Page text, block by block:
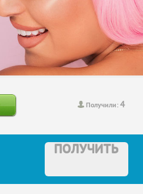
Получили:4
ПОЛУЧИТЬ